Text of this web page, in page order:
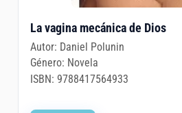
La vagina mecánica de Dios
Autor: Daniel Polunin
Género: Novela
ISBN: 9788417564933